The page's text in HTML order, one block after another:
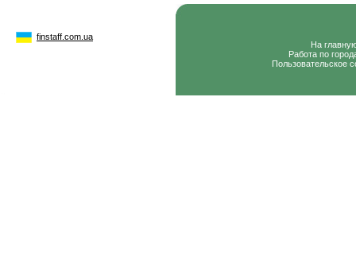
finstaff.com.ua
На
Работа по
Пользовательское